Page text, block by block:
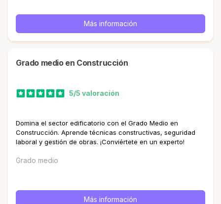
Más información
Grado medio en Construcción
5/5 valoración
Domina el sector edificatorio con el Grado Medio en
Construcción. Aprende técnicas constructivas, seguridad
laboral y gestión de obras. ¡Conviértete en un experto!
Grado medio
Más información